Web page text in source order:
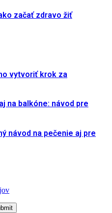
začať zdravo žiť
vytvoriť krok za
na balkóne: návod pre
návod na pečenie aj pre